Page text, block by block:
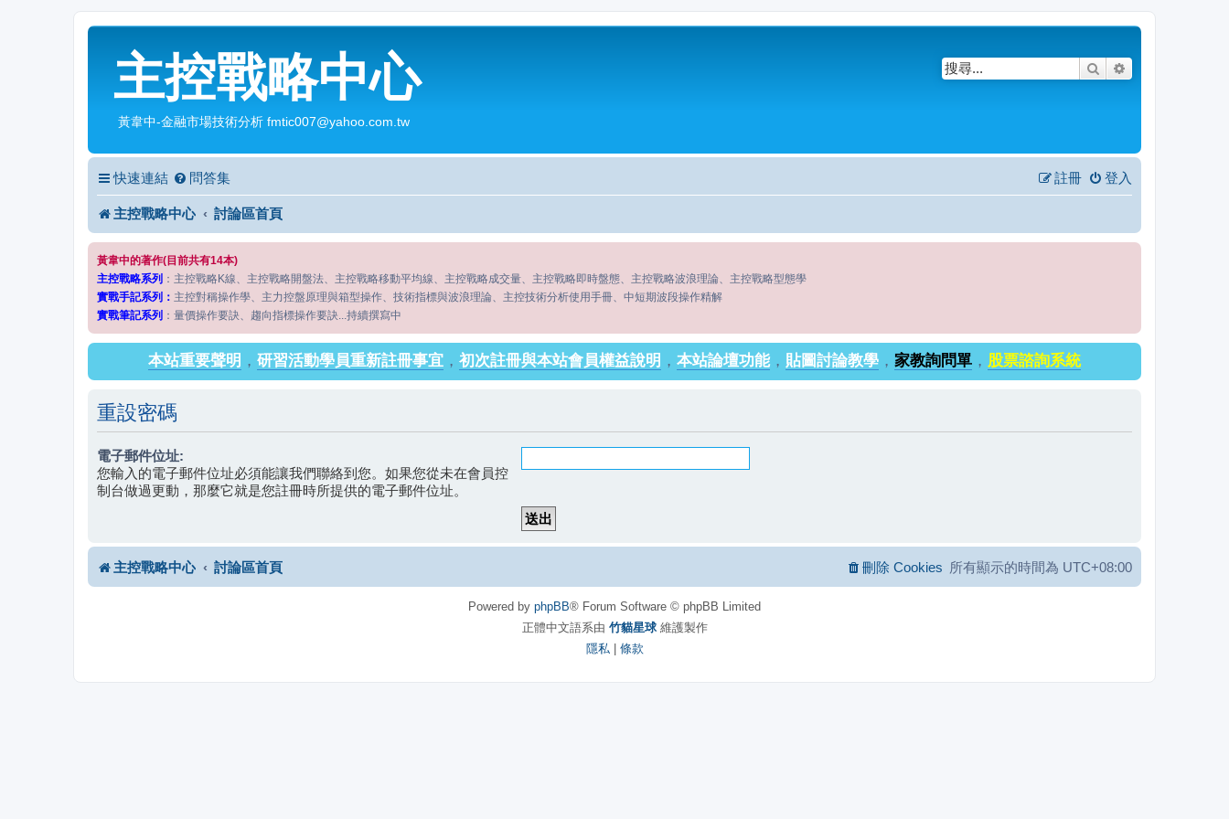
主控戰略中心
黃韋中-金融市場技術分析 fmtic007@yahoo.com.tw
搜尋
快速連結 問答集 登入
註冊
主控戰略中心 討論區首頁
黃韋中的著作(目前共有14本)
主控戰略系列 ：主控戰略K線、主控戰略開盤法、主控戰略移動平均線、主控戰略成交量、主控戰略即時盤態、主控戰略波浪理論、主控戰略型態學
實戰手記系列： 主控對稱操作學、主力控盤原理與箱型操作、技術指標與波浪理論、主控技術分析使用手冊、中短期波段操作精解
實戰筆記系列 ：量價操作要訣、趨向指標操作要訣...持續撰寫中
本站重要聲明 ， 研習活動學員重新註冊事宜 ， 初次註冊與本站會員權益說明 ， 本站論壇功能， 貼圖討論教學 ， 家教詢問單 ， 股票諮詢系統
重設密碼
電子郵件位址:
您輸入的電子郵件位址必須能讓我們聯絡到您。如果您從未在會員控
制台做過更動，那麼它就是您註冊時所提供的電子郵件位址。
主控戰略中心 討論區首頁 所有顯示的時間為 UTC+08:00
刪除 Cookies
Powered by phpBB® Forum Software © phpBB Limited
正體中文語系由 竹貓星球維護製作
隱私 | 條款